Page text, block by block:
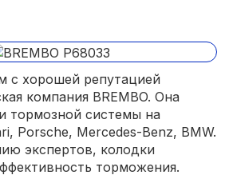
с хорошей репутацией
компания BREMBO. Она
тормозной системы на
Porsche, Mercedes-Benz, BMW.
экспертов, колодки
торможения.